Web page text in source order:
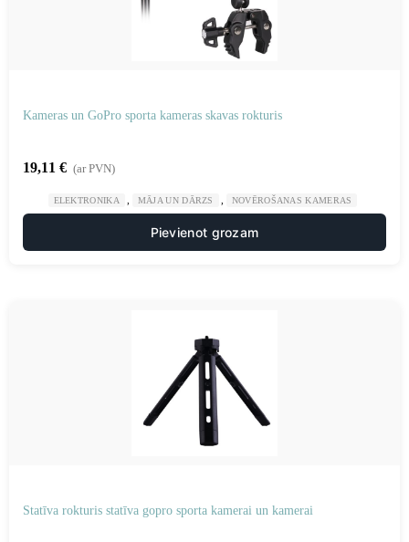
Kameras un GoPro sporta kameras skavas rokturis
19,11 € (ar PVN)
ELEKTRONIKA MĀJA UN DĀRZS NOVĒROŠANAS KAMERAS
Pievienot grozam
Statīva rokturis statīva gopro sporta kamerai un kamerai